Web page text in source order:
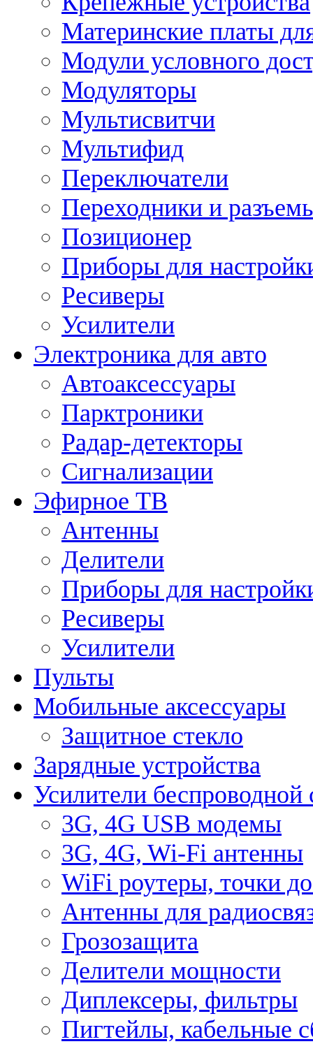
Материнские платы
Модули условного
Модуляторы
Мультисвитчи
Мультифид
Переключатели
Переходники и
Позиционер
Приборы для
Ресиверы
Усилители
Электроника для авто
Автоаксессуары
Парктроники
Радар-детекторы
Сигнализации
Эфирное ТВ
Антенны
Делители
Приборы для
Ресиверы
Усилители
Пульты
Мобильные аксессуары
Защитное стекло
Зарядные устройства
Усилители беспроводной
3G, 4G USB модемы
3G, 4G, Wi-Fi антенны
WiFi роутеры, точки
Антенны для
Грозозащита
Делители мощности
Диплексеры, фильтры
Пигтейлы, кабельные